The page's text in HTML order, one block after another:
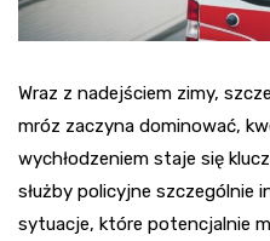
Wraz z nadejściem zimy,
mróz zaczyna dominować,
wychłodzeniem staje się
służby policyjne szczególnie
sytuacje, które potencjalnie